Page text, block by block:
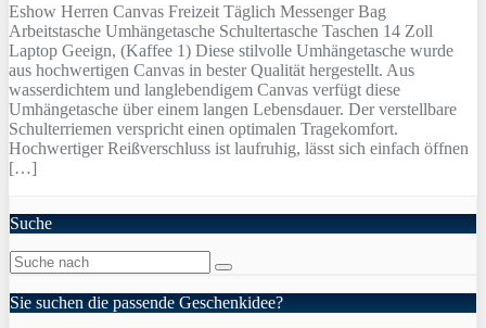
Eshow Herren Canvas Freizeit Täglich Messenger Bag
Arbeitstasche Umhängetasche Schultertasche Taschen 14 Zoll
Laptop Geeign, (Kaffee 1) Diese stilvolle Umhängetasche wurde
aus hochwertigen Canvas in bester Qualität hergestellt. Aus
wasserdichtem und langlebendigem Canvas verfügt diese
Umhängetasche über einem langen Lebensdauer. Der verstellbare
Schulterriemen verspricht einen optimalen Tragekomfort.
Hochwertiger Reißverschluss ist laufruhig, lässt sich einfach öffnen
[…]
Suche
Sie suchen die passende Geschenkidee?